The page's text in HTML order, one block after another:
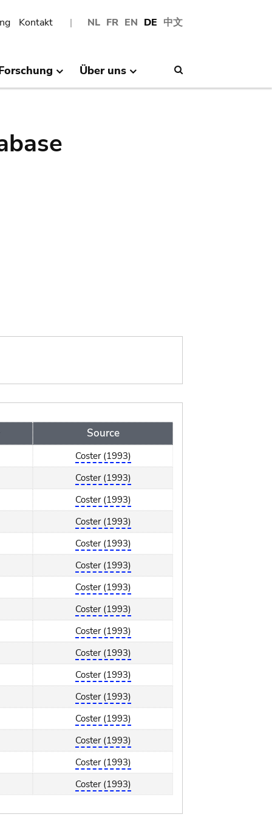
NL FR EN DE 中文
Kontakt
Über uns
Source
Coster (1993)
Coster (1993)
Coster (1993)
Coster (1993)
Coster (1993)
Coster (1993)
Coster (1993)
Coster (1993)
Coster (1993)
Coster (1993)
Coster (1993)
Coster (1993)
Coster (1993)
Coster (1993)
Coster (1993)
Coster (1993)